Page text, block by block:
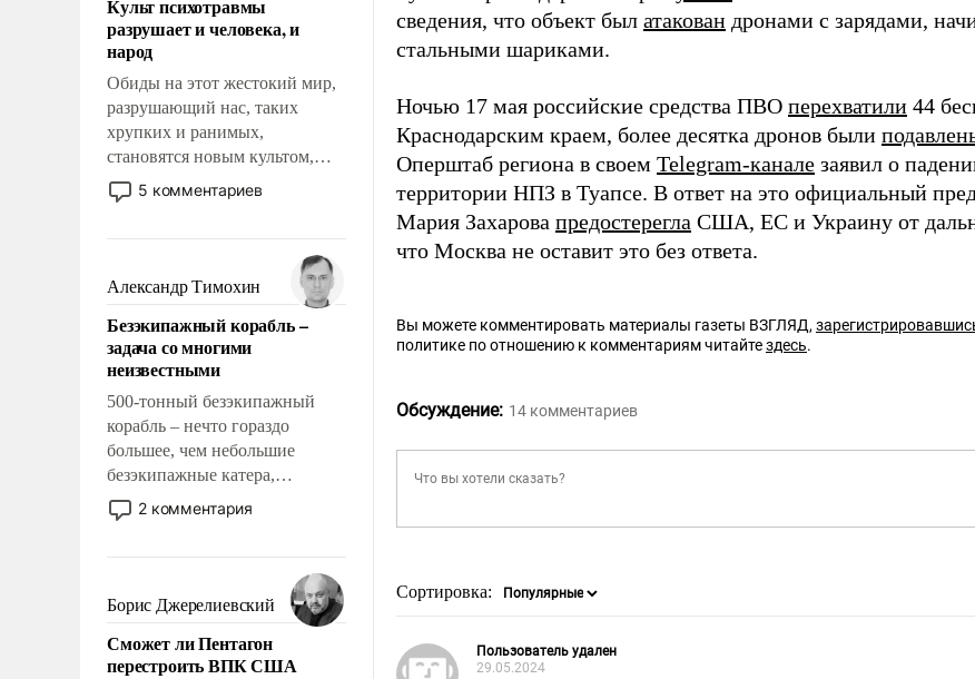
Культ психотравмы
разрушает и человека, и
народ
Обиды на этот жестокий мир,
разрушающий нас, таких
хрупких и ранимых,
становятся новым культом,
постепенно вытесняя и
отменяя традиционное
мужественным и твердым под
ударами судьбы, брать на себя
ответственность, помогать
слабым, идти вперед и
адаптироваться.
5 комментариев
Александр Тимохин
Безэкипажный корабль –
задача со многими
неизвестными
500-тонный безэкипажный
корабль – нечто гораздо
большее, чем небольшие
безэкипажные катера,
применение которых уже
стало обыденностью. Задача по
сложна и амбициозна. Однако
и ее реализация радикально
поднимет наши боевые
возможности.
2 комментария
Борис Джерелиевский
Сможет ли Пентагон
перестроить ВПК США
сведения, что объект был атакован дронами с зарядами,
стальными шариками.
Ночью 17 мая российские средства ПВО перехватили 44
Краснодарским краем, более десятка дронов были
Оперштаб региона в своем Telegram-канале заявил о
территории НПЗ в Туапсе. В ответ на это официальный
Мария Захарова предостерегла США, ЕС и Украину от
что Москва не оставит это без ответа.
Вы можете комментировать материалы газеты ВЗГЛЯД,
политике по отношению к комментариям читайтездесь.
Обсуждение: 14 комментариев
Сортировка:
Пользователь удален
29.05.2024